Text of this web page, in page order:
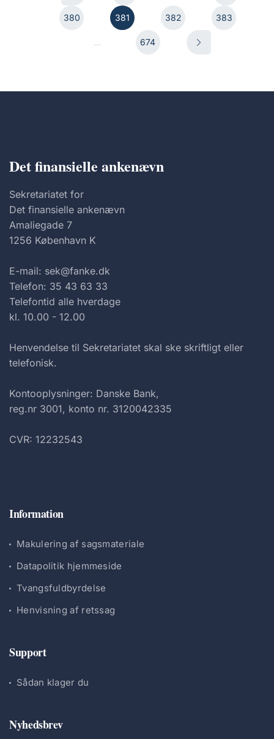
380 381 382 383
... 674
Det finansielle ankenævn
Sekretariatet for
Det finansielle ankenævn
Amaliegade 7
1256 København K
E-mail: sek@fanke.dk
Telefon: 35 43 63 33
Telefontid alle hverdage
kl. 10.00 - 12.00
Henvendelse til Sekretariatet skal ske skriftligt eller
telefonisk.
Kontooplysninger: Danske Bank,
reg.nr 3001, konto nr. 3120042335
CVR: 12232543
Information
Makulering af sagsmateriale
Datapolitik hjemmeside
Tvangsfuldbyrdelse
Henvisning af retssag
Support
Sådan klager du
Nyhedsbrev